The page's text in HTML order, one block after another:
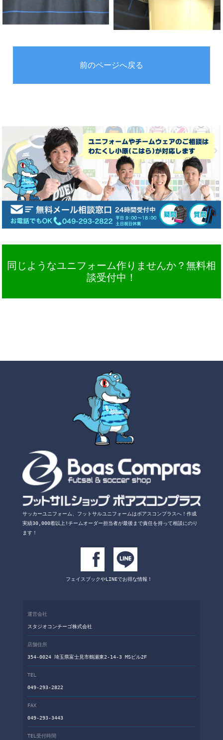
前のページへ戻る
同じようなユニフォーム作りませんか？無料相
談受付中！
サッカーユニフォーム、フットサルユニフォームはボアスコンプラスへ！ 作成
実績30,000着以上!チームオーダー担当者が最後まで責任を持って相談にのり
ます！
フェイスブックやLINEでお得な情報！
運営会社
スタジオコンチーゴ株式会社
店舗住所
354-0024 埼玉県富士見市鶴瀬東2-14-3 MSビル2F
TEL
049-293-2822
FAX
049-293-3443
TEL受付時間